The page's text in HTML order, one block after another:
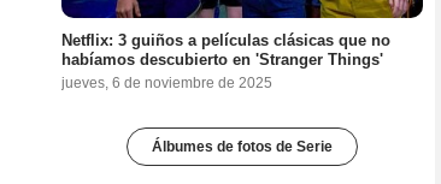
Netflix: 3 guiños a películas clásicas que no
habíamos descubierto en 'Stranger Things'
jueves, 6 de noviembre de 2025
Álbumes de fotos de Serie